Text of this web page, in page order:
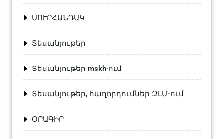
ՍՈՒՐՀԱՆԴԱԿ
Տեսանյութեր
Տեսանյութեր mskh-ում
Տեսանյութեր, հաղորդումներ ԶԼՄ-ում
ՕՐԱԳԻՐ